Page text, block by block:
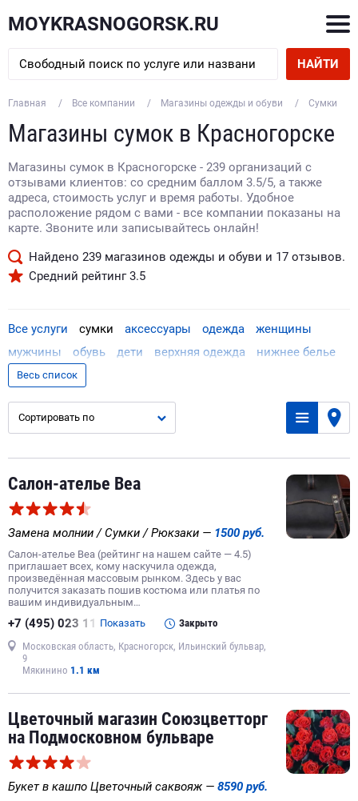
MOYKRASNOGORSK.RU
НАЙТИ
Главная Все компании Магазины одежды и обуви Сумки
Магазины сумок в Красногорске
Магазины сумок в Красногорске - 239 организаций с
отзывами клиентов: со средним баллом 3.5/5, а также
адреса, стоимость услуг и время работы. Удобное
расположение рядом с вами - все компании показаны на
карте. Звоните или записывайтесь онлайн!
Найдено 239 магазинов одежды и обуви и 17 отзывов.
Средний рейтинг3.5
Все услуги сумки аксессуары одежда
женщины
мужчины
обувь дети верхняя одежда
нижнее белье
платки и шарфы
чулочно-носочные изделия
ювелирные украшения, бижутерия
интернет-магазин одежды
спортивная обувь
мужская верхняя одежда
пояса и ремни
спецодежда и средство индивидуальной защиты
серёжки
футболки
тапочки
меховые и кожаные изделия
интернет-магазин обуви с доставкой
интернет-магазин носков
галстуки и бабочки
Весь список
Сортировать по
Салон-ателье Веа
Замена молнии / Сумки / Рюкзаки — 1500 руб.
Салон-ателье Веа (рейтинг на нашем сайте — 4.5)
приглашает всех, кому наскучила одежда,
произведённая массовым рынком. Здесь у вас
получится заказать пошив костюма или платья по
вашим индивидуальным…
+7 (495) 023 11 Показать Закрыто
Московская область, Красногорск, Ильинский бульвар,
9
Мякинино 1.1 км
Цветочный магазин Союзцветторг
на Подмосковном бульваре
Букет в кашпо Цветочный саквояж — 8590 руб.